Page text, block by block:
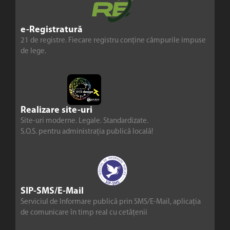
e-Registratură
21 de registre. Fiecare registru conține câmpurile impuse
de lege.
Realizare site-uri
Site-uri moderne. Legale. Standardizate.
S.O.S. pentru administrația publică locală!
SIP-SMS/E-Mail
Serviciul de Informare publică prin SMS/E-Mail, aplicația
de comunicare în timp real cu cetățenii